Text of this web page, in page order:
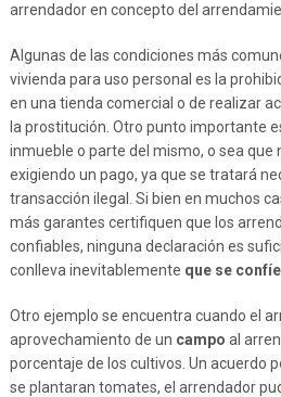
arrendador en concepto del
Algunas de las condiciones más
vivienda para uso personal es la
en una tienda comercial o de realizar
la prostitución. Otro punto importante
inmueble o parte del mismo, o sea que
exigiendo un pago, ya que se tratará
transacción ilegal. Si bien en muchos
más garantes certifiquen que los
confiables, ninguna declaración es
conlleva inevitablemente que se
Otro ejemplo se encuentra cuando el
aprovechamiento de un campo al
porcentaje de los cultivos. Un acuerdo
se plantaran tomates, el arrendador